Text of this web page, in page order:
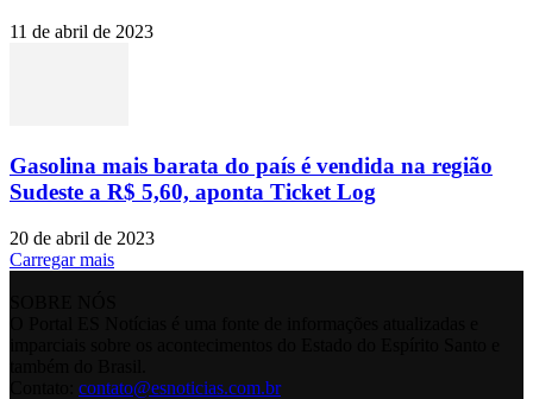
11 de abril de 2023
Gasolina mais barata do país é vendida na região
Sudeste a R$ 5,60, aponta Ticket Log
20 de abril de 2023
Carregar mais
contato@esnoticias.com.br